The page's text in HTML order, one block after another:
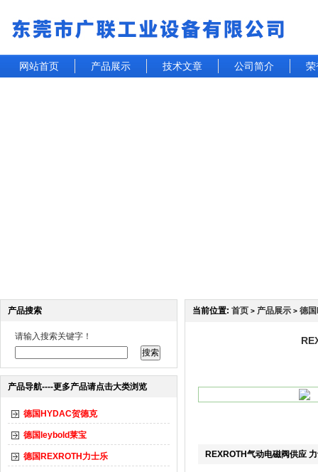
网站首页 产品展示 技术文章 公司简介 荣
产品搜索
请输入搜索关键字！
产品导航----更多产品请点击大类浏览
德国HYDAC贺德克
德国leybold莱宝
德国REXROTH力士乐
当前位置: 首页 > 产品展示 > 德
REXROTH气动电磁阀供应